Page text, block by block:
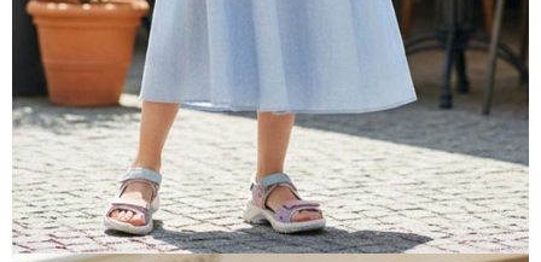
請求用戶進行身份認證。
５．嚴禁一人註冊多個帳號或使用他人資訊註冊。若發現惡意使用之情形，
恩沛科技股份有限公司將有權停止該用戶之使用額度並採取法律行動。